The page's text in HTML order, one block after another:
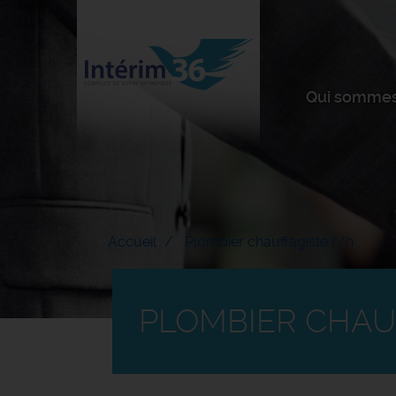
Qui
Accueil Plombier chauffagiste f/h
PLOMBIER